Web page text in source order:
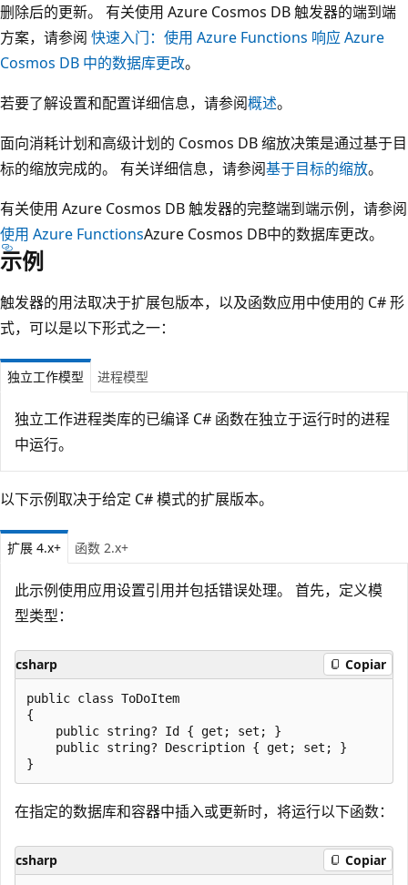
删除后的更新。 有关使用 Azure Cosmos DB 触发器的端到端
方案，请参阅 快速入门：使用 Azure Functions 响应 Azure
Cosmos DB 中的数据库更改。
若要了解设置和配置详细信息，请参阅概述。
面向消耗计划和高级计划的 Cosmos DB 缩放决策是通过基于目
标的缩放完成的。 有关详细信息，请参阅基于目标的缩放。
有关使用 Azure Cosmos DB 触发器的完整端到端示例，请参阅
使用 Azure FunctionsAzure Cosmos DB中的数据库更改。
示例
触发器的用法取决于扩展包版本，以及函数应用中使用的 C# 形
式，可以是以下形式之一：
独立工作模型 进程模型
独立工作进程类库的已编译 C# 函数在独立于运行时的进程
中运行。
以下示例取决于给定 C# 模式的扩展版本。
扩展 4.x+ 函数 2.x+
此示例使用应用设置引用并包括错误处理。 首先，定义模
型类型：
csharp Copiar
public class ToDoItem
{
    public string? Id { get; set; }
    public string? Description { get; set; }
在指定的数据库和容器中插入或更新时，将运行以下函数：
csharp Copiar